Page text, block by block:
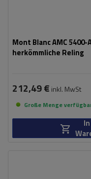
Mont Blanc AMC
herkömmliche Reling
212,49 € inkl. MwSt
Große Menge